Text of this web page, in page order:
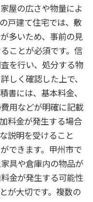
屋の広さや物量によ
戸建て住宅では、敷
多いため、事前の見
ことが必須です。信
を行い、処分する物
しく確認した上で、
書には、基本料金、
用などが明確に記載
料金が発生する場合
説明を受けること
できます。甲州市で
具や倉庫内の物品が
金が発生する可能性
が大切です。複数の